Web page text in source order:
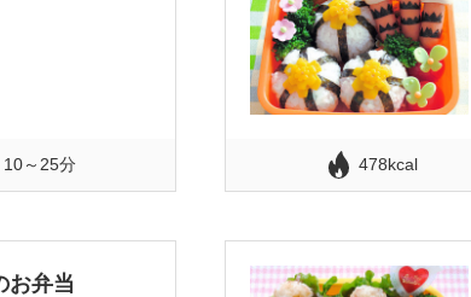
10～25分 478kcal
お弁当